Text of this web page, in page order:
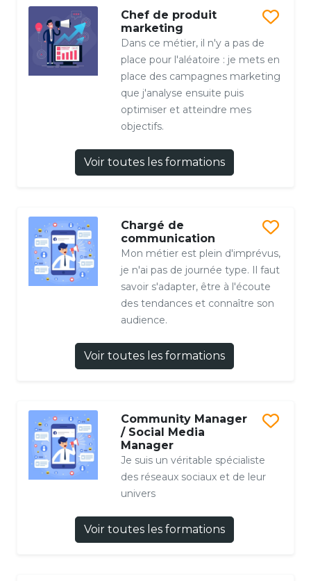
Chef de produit
marketing
Dans ce métier, il n'y a pas de
place pour l'aléatoire : je mets en
place des campagnes marketing
que j'analyse ensuite puis
optimiser et atteindre mes
objectifs.
Voir toutes les formations
Chargé de
communication
Mon métier est plein d'imprévus,
je n'ai pas de journée type. Il faut
savoir s'adapter, être à l'écoute
des tendances et connaître son
audience.
Voir toutes les formations
Community Manager
/ Social Media
Manager
Je suis un véritable spécialiste
des réseaux sociaux et de leur
univers
Voir toutes les formations